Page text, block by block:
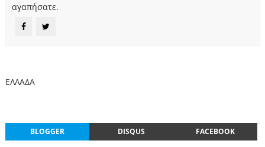
αγαπήσατε.
ΕΛΛΑΔΑ
BLOGGER DISQUS FACEBOOK